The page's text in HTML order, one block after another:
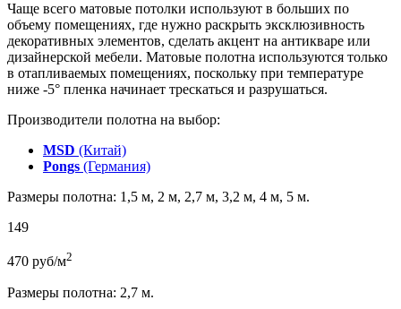
Чаще всего матовые потолки используют в больших по
объему помещениях, где нужно раскрыть эксклюзивность
декоративных элементов, сделать акцент на антикваре или
дизайнерской мебели. Матовые полотна используются только
в отапливаемых помещениях, поскольку при температуре
ниже -5° пленка начинает трескаться и разрушаться.
Производители полотна на выбор:
MSD (Китай)
Pongs (Германия)
Размеры полотна: 1,5 м, 2 м, 2,7 м, 3,2 м, 4 м, 5 м.
149
470 руб/м2
Размеры полотна: 2,7 м.